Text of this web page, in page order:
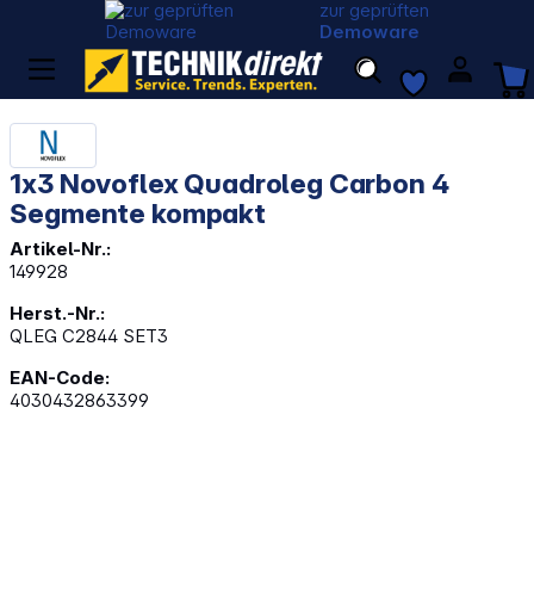
zur geprüften
Demoware
1x3 Novoflex Quadroleg Carbon 4
Segmente kompakt
Artikel-Nr.:
149928
Herst.-Nr.:
QLEG C2844 SET3
EAN-Code:
4030432863399